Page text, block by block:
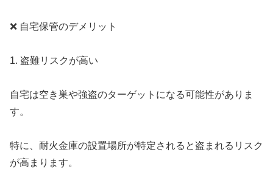
❌ 自宅保管のデメリット
1. 盗難リスクが高い
自宅は空き巣や強盗のターゲットになる可能性がありま
す。
特に、耐火金庫の設置場所が特定されると盗まれるリスク
が高まります。